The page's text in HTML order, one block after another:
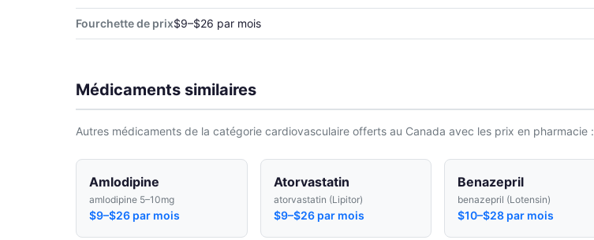
Fourchette de prix$9–$26 par mois
Médicaments similaires
Autres médicaments de la catégorie cardiovasculaire offerts au Canada avec les prix en pharmacie :
Amlodipine
amlodipine 5–10mg
$9–$26 par mois
Atorvastatin
atorvastatin (Lipitor)
$9–$26 par mois
Benazepril
benazepril (Lotensin)
$10–$28 par mois